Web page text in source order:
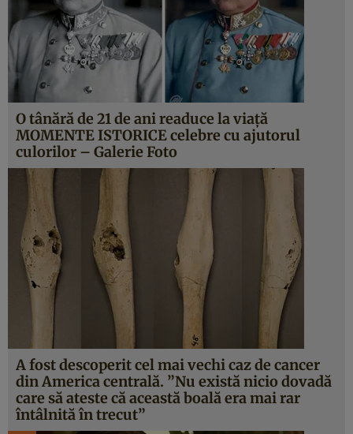
O tânără de 21 de ani readuce la viaţă
MOMENTE ISTORICE celebre cu ajutorul
culorilor – Galerie Foto
A fost descoperit cel mai vechi caz de cancer
din America centrală. ”Nu există nicio dovadă
care să ateste că această boală era mai rar
întâlnită în trecut”